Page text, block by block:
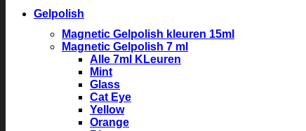
Gelpolish
Magnetic Gelpolish kleuren 15ml
Magnetic Gelpolish 7 ml
Alle 7ml KLeuren
Mint
Glass
Cat Eye
Yellow
Orange